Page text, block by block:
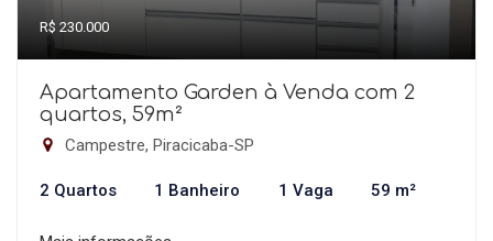
R$ 230.000
Apartamento Garden à Venda com 2
quartos, 59m²
Campestre, Piracicaba-SP
2 Quartos 1 Banheiro 1 Vaga 59 m²